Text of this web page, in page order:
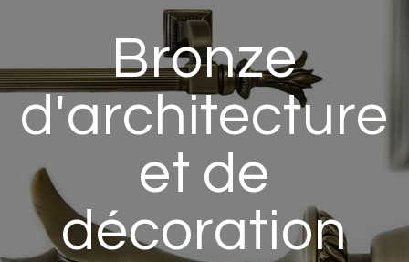
Bronze
d'architecture
et de
décoration